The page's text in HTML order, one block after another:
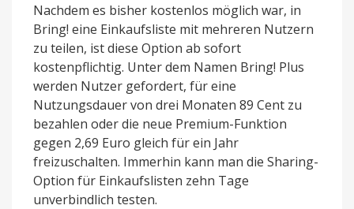
Nachdem es bisher kostenlos möglich war, in
Bring! eine Einkaufsliste mit mehreren Nutzern
zu teilen, ist diese Option ab sofort
kostenpflichtig. Unter dem Namen Bring! Plus
werden Nutzer gefordert, für eine
Nutzungsdauer von drei Monaten 89 Cent zu
bezahlen oder die neue Premium-Funktion
gegen 2,69 Euro gleich für ein Jahr
freizuschalten. Immerhin kann man die Sharing-
Option für Einkaufslisten zehn Tage
unverbindlich testen.